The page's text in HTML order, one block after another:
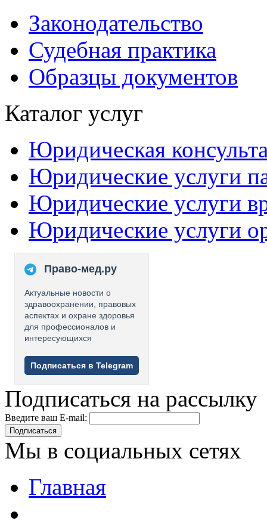
Законодательство
Судебная практика
Образцы документов
Каталог услуг
Юридическая
Юридические услуги
Юридические услуги
Юридические услуги
Право-мед.ру
Актуальные новости о
здравоохранении, правовых
аспектах и охране здоровья
для профессионалов и
интересующихся
Подписаться в Telegram
Подписаться на рассылку
Введите ваш E-mail:
Подписаться
Мы в социальных сетях
Главная